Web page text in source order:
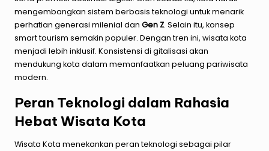
mengembangkan sistem berbasis teknologi untuk menarik
perhatian generasi milenial dan Gen Z. Selain itu, konsep
smart tourism semakin populer. Dengan tren ini, wisata kota
menjadi lebih inklusif. Konsistensi di gitalisasi akan
mendukung kota dalam memanfaatkan peluang pariwisata
modern.
Peran Teknologi dalam Rahasia
Hebat Wisata Kota
Wisata Kota menekankan peran teknologi sebagai pilar